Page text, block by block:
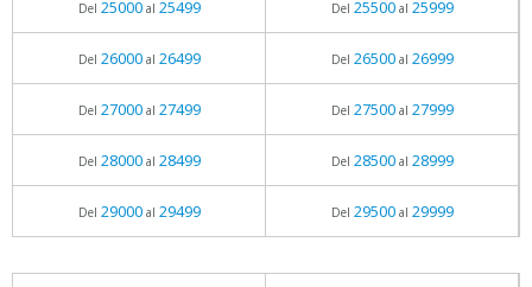
Del 25000al 25499 Del 25500al 25999
Del 26000al 26499 Del 26500al 26999
Del 27000al 27499 Del 27500al 27999
Del 28000al 28499 Del 28500al 28999
Del 29000al 29499 Del 29500al 29999